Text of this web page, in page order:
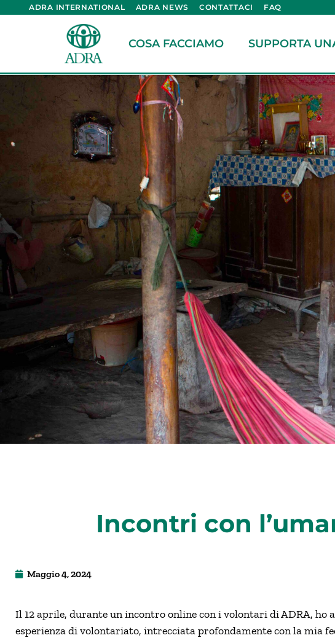
ADRA INTERNATIONAL ADRA NEWS CONTATTACI FAQ
COSA FACCIAMO SUPPORTA
Incontri con
Maggio 4, 2024
Il 12 aprile, durante un incontro online con i volontari di ADRA, ho
esperienza di volontariato, intrecciata profondamente con la mia